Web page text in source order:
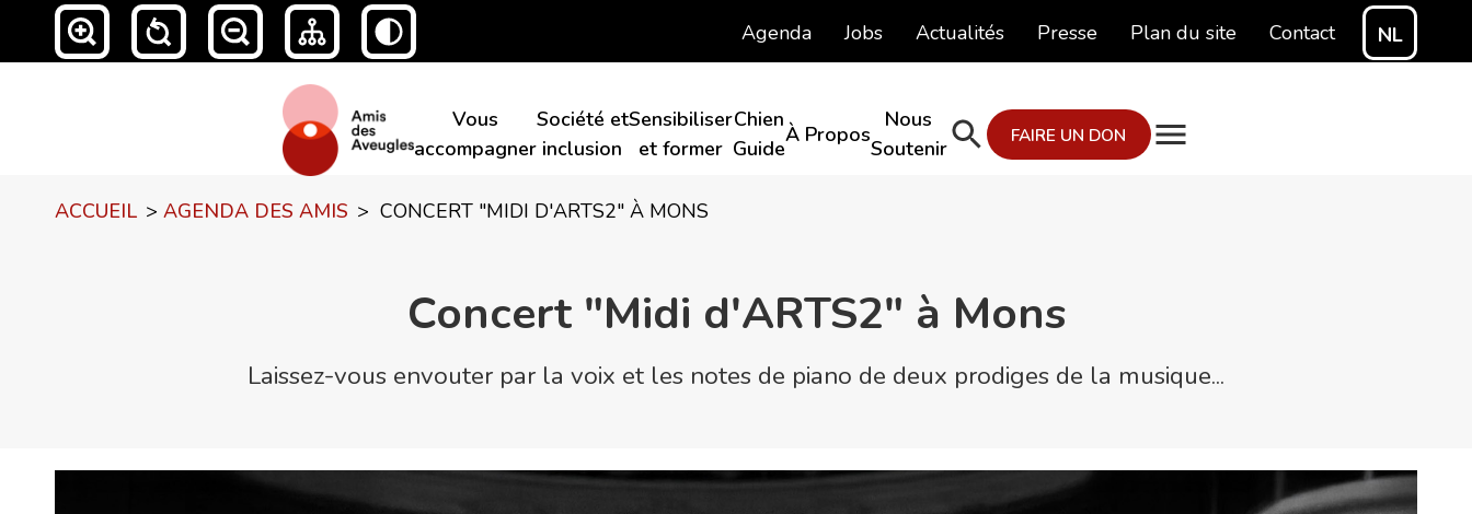
Agenda Jobs Actualités Presse Plan du site Contact NL
Vous
accompagner​
Société et
inclusion​
Sensibiliser
et former
Chien
Guide​
À Propos​
Nous
Soutenir​
FAIRE UN DON
ACCUEIL > AGENDA DES AMIS > CONCERT "MIDI D'ARTS2" À MONS
Concert "Midi d'ARTS2" à Mons
Laissez-vous envouter par la voix et les notes de piano de deux prodiges de la musique...